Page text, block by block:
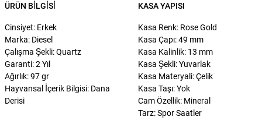
ÜRÜN BILGISI
Cinsiyet: Erkek
Marka: Diesel
Çalışma Şekli: Quartz
Garanti: 2 Yıl
Ağırlık: 97 gr
Hayvansal İçerik Bilgisi: Dana
Derisi
KASA YAPISI
Kasa Renk: Rose Gold
Kasa Çapı: 49 mm
Kasa Kalinlik: 13 mm
Kasa Şekli: Yuvarlak
Kasa Materyali: Çelik
Kasa Taşı: Yok
Cam Özellik: Mineral
Tarz: Spor Saatler